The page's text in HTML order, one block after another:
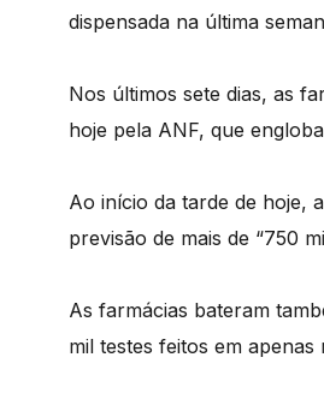
dispensada na última
Nos últimos sete dias, as
hoje pela ANF, que
Ao início da tarde de hoje,
previsão de mais de “750
As farmácias bateram
mil testes feitos em